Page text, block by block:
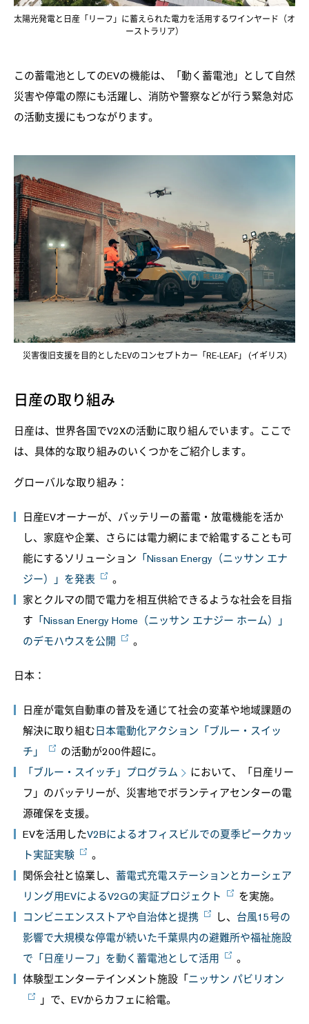
太陽光発電と日産「リーフ」に蓄えられた電力を活用するワインヤード（オ
ーストラリア）
この蓄電池としてのEVの機能は、「動く蓄電池」として自然
災害や停電の際にも活躍し、消防や警察などが行う緊急対応
の活動支援にもつながります。
災害復旧支援を目的としたEVのコンセプトカー「RE-LEAF」 (イギリス)
日産の取り組み
日産は、世界各国でV2Xの活動に取り組んでいます。ここで
は、具体的な取り組みのいくつかをご紹介します。
グローバルな取り組み：
日産EVオーナーが、バッテリーの蓄電・放電機能を活か
し、家庭や企業、さらには電力網にまで給電することも可
能にするソリューション 「Nissan Energy（ニッサン エナ
ジー）」を発表
。
家とクルマの間で電力を相互供給できるような社会を目指
す 「Nissan Energy Home（ニッサン エナジー ホーム）」
のデモハウスを公開
。
日本：
日産が電気自動車の普及を通じて社会の変革や地域課題の
解決に取り組む日本電動化アクション「ブルー・スイッ
チ」
の活動が200件超に。
「ブルー・スイッチ」プログラム
において、「日産リー
フ」のバッテリーが、災害地でボランティアセンターの電
源確保を支援。
EVを活用したV2Bによるオフィスビルでの夏季ピークカッ
ト実証実験
。
関係会社と協業し、 蓄電式充電ステーションとカーシェア
リング用EVによるV2Gの実証プロジェクト
を実施。
コンビニエンスストアや自治体と提携
し、 台風15号の
影響で大規模な停電が続いた千葉県内の避難所や福祉施設
で「日産リーフ」を動く蓄電池として活用
。
体験型エンターテインメント施設「ニッサン パビリオン
」で、EVからカフェに給電。